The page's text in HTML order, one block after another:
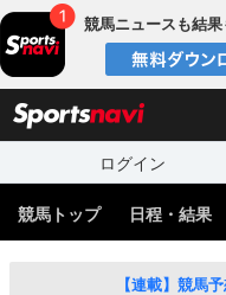
競馬ニュースも結
ログイン
競馬トップ 日程・結果
【連載】競馬